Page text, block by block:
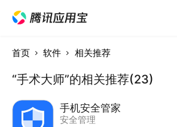
首页 软件 相关推荐
“手术大师”的相关推荐(23)
手机安全管家
安全管理